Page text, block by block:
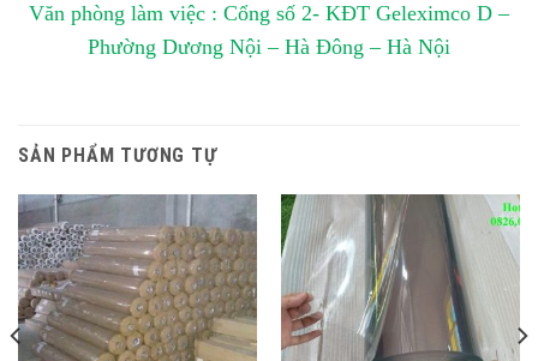
Văn phòng làm việc : Cổng số 2- KĐT Geleximco D –
Phường Dương Nội – Hà Đông – Hà Nội
SẢN PHẨM TƯƠNG TỰ